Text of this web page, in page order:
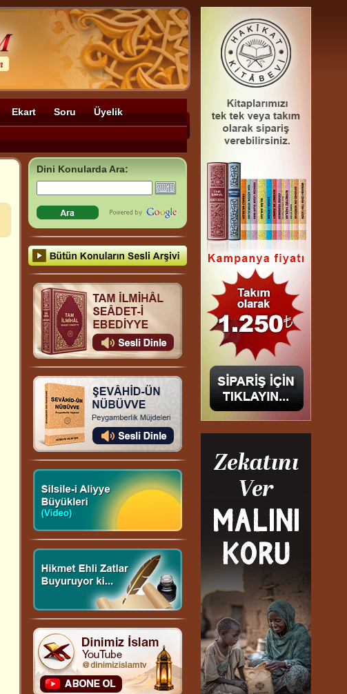
Ekart Soru Üyelik
Dini Konularda Ara: